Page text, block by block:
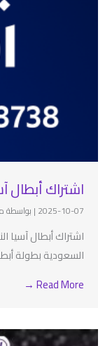
اشتراك أبطال
2025-10-07
|
اشتراك أبطال آسيا
السعودية بطولة
Read More →